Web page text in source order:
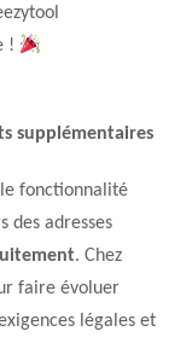
!
supplémentaires
fonctionnalité
des adresses
. Chez
faire évoluer
légales et